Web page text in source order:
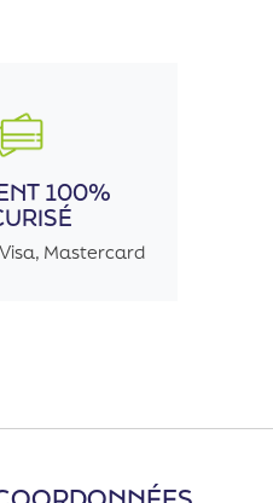
100%
Mastercard